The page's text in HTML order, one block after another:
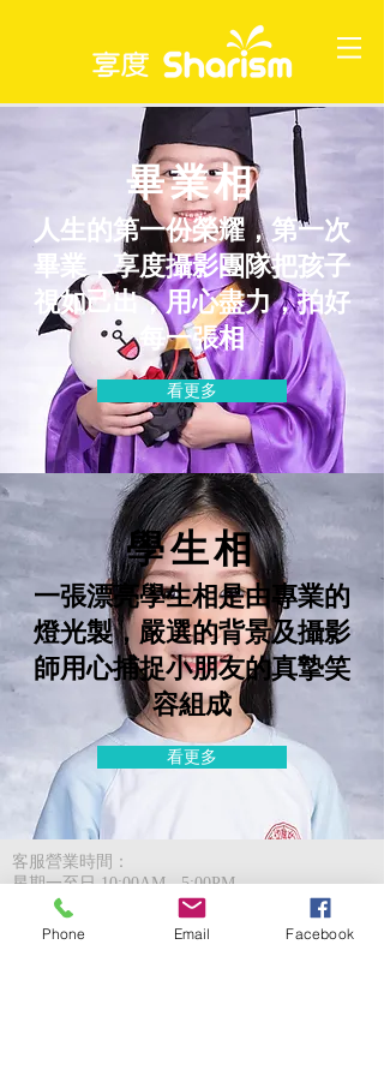
畢業相
人生的第一份榮耀，第一次
畢業，享度攝影團隊把孩子
視如己出，用心盡力，拍好
每一張相
看更多
學生相
一張漂亮學生相是由專業的
燈光製，嚴選的背景及攝影
師用心捕捉小朋友的真摯笑
容組成
看更多
客服營業時間：
星期一至日 10:00AM - 5:00PM
門市營業時間：
Phone Email Facebook